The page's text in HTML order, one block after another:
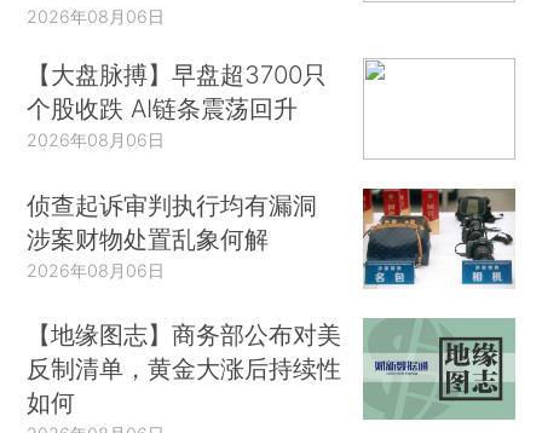
2026年08月06日
【大盘脉搏】早盘超3700只
个股收跌 AI链条震荡回升
2026年08月06日
侦查起诉审判执行均有漏洞
涉案财物处置乱象何解
2026年08月06日
【地缘图志】商务部公布对美
反制清单，黄金大涨后持续性
如何